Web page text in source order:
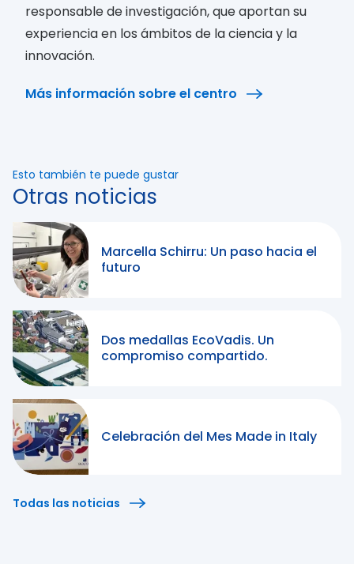
responsable de investigación, que aportan su
experiencia en los ámbitos de la ciencia y la
innovación.
Más información sobre el centro
Esto también te puede gustar
Otras noticias
Marcella Schirru: Un paso hacia el
futuro
Dos medallas EcoVadis. Un
compromiso compartido.
Celebración del Mes Made in Italy
Todas las noticias